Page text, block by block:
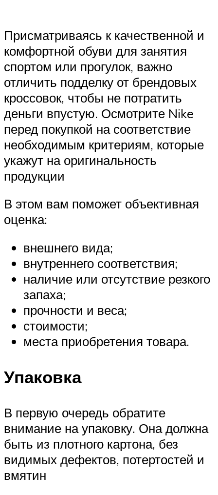
Присматриваясь к качественной и
комфортной обуви для занятия
спортом или прогулок, важно
отличить подделку от брендовых
кроссовок, чтобы не потратить
деньги впустую. Осмотрите Nike
перед покупкой на соответствие
необходимым критериям, которые
укажут на оригинальность
продукции
В этом вам поможет объективная
оценка:
внешнего вида;
внутреннего соответствия;
наличие или отсутствие резкого
запаха;
прочности и веса;
стоимости;
места приобретения товара.
Упаковка
В первую очередь обратите
внимание на упаковку. Она должна
быть из плотного картона, без
видимых дефектов, потертостей и
вмятин